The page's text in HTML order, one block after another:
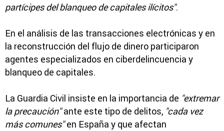
partícipes del blanqueo de capitales ilícitos".
En el análisis de las transacciones electrónicas y en
la reconstrucción del flujo de dinero participaron
agentes especializados en ciberdelincuencia y
blanqueo de capitales.
La Guardia Civil insiste en la importancia de "extremar
la precaución"ante este tipo de delitos, "cada vez
más comunes"en España y que afectan